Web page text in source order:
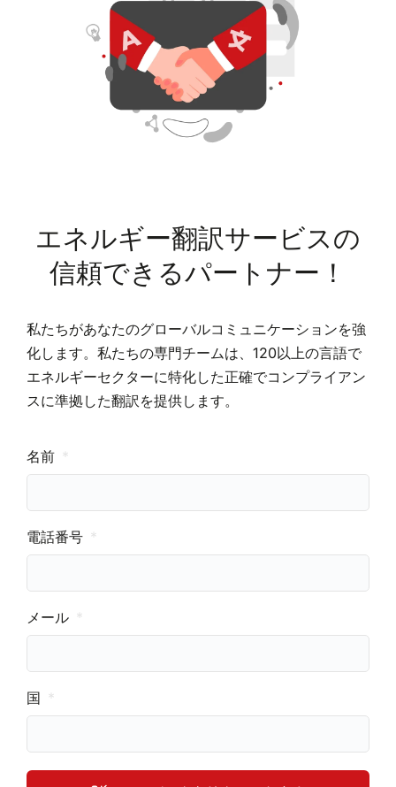
エネルギー翻訳サービスの
信頼できるパートナー！
私たちがあなたのグローバルコミュニケーションを強
化します。私たちの専門チームは、120以上の言語で
エネルギーセクターに特化した正確でコンプライアン
スに準拠した翻訳を提供します。
名前
電話番号
メール
国